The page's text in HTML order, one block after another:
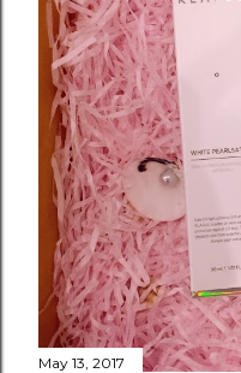
May 13, 2017